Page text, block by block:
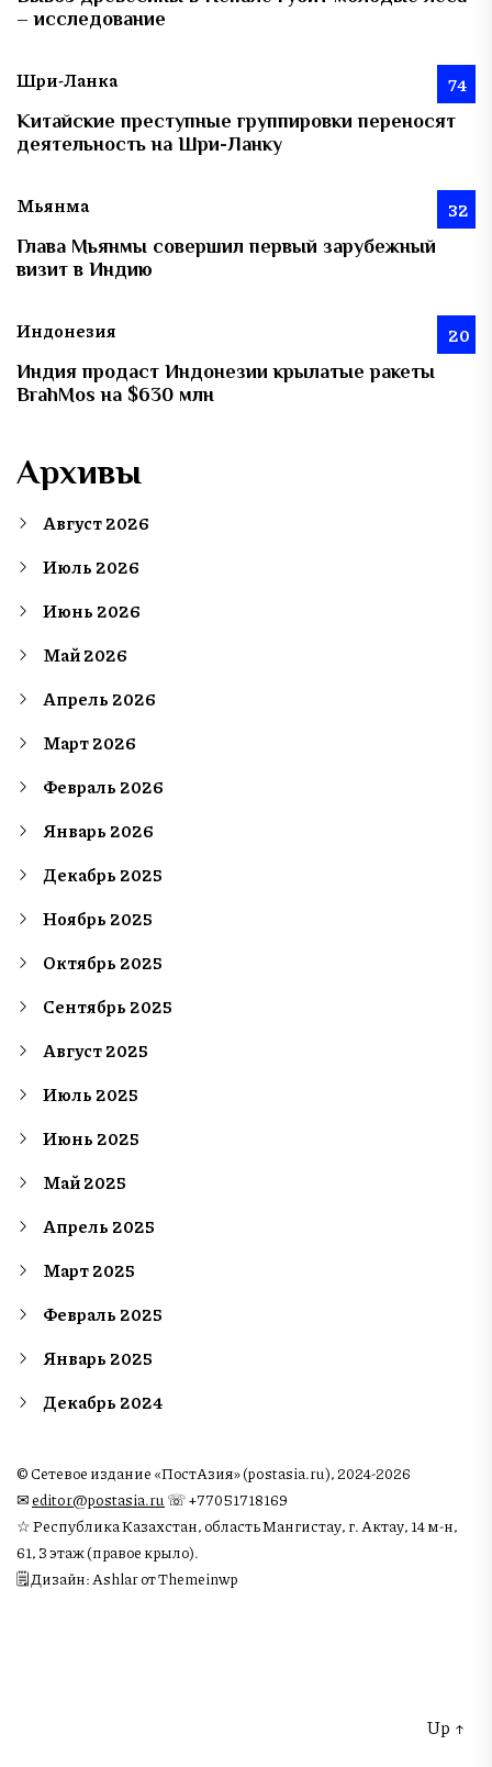
– исследование
Шри-Ланка 74
Китайские преступные группировки переносят
деятельность на Шри-Ланку
Мьянма 32
Глава Мьянмы совершил первый зарубежный
визит в Индию
Индонезия 20
Индия продаст Индонезии крылатые ракеты
BrahMos на $630 млн
Архивы
Август 2026
Июль 2026
Июнь 2026
Май 2026
Апрель 2026
Март 2026
Февраль 2026
Январь 2026
Декабрь 2025
Ноябрь 2025
Октябрь 2025
Сентябрь 2025
Август 2025
Июль 2025
Июнь 2025
Май 2025
Апрель 2025
Март 2025
Февраль 2025
Январь 2025
Декабрь 2024
© Сетевое издание «ПостАзия» (postasia.ru), 2024-2026
✉︎editor@postasia.ru ☏ +77051718169
☆ Республика Казахстан, область Мангистау, г. Актау, 14 м-н,
61, 3 этаж (правое крыло).
🗒 Дизайн: Ashlar от Themeinwp
Up ↑